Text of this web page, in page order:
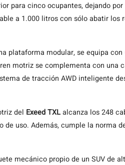
para cinco ocupantes, dejando
a 1.000 litros con sólo abatir los
plataforma modular, se equipa
motriz se complementa con una
de tracción AWD inteligente
del ExeedTXLalcanza los 248
de uso. Además, cumple la norma
mecánico propio de un SUV de